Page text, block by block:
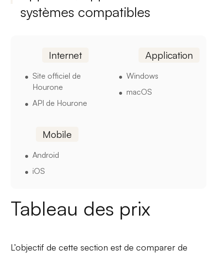
systèmes compatibles
Internet
Site officiel de
Hourone
API de Hourone
Application
Windows
macOS
Mobile
Android
iOS
Tableau des prix
L’objectif de cette section est de comparer de